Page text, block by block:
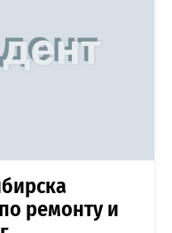
ремонту и